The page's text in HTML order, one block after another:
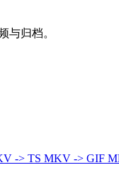
与归档。
-> TS MKV -> GIF